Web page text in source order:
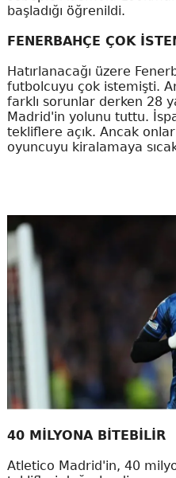
başladığı öğrenildi.
FENERBAHÇE ÇOK
Hatırlanacağı üzere
futbolcuyu çok istemişti.
farklı sorunlar derken 28
Madrid'in yolunu tuttu.
tekliflere açık. Ancak onlar
oyuncuyu kiralamaya
40 MİLYONA BİTEBİLİR
Atletico Madrid'in, 40